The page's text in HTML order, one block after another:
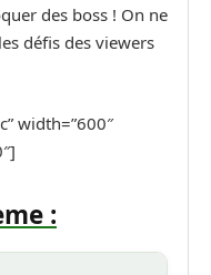
des boss ! On ne
défis des viewers
width=”600″
: